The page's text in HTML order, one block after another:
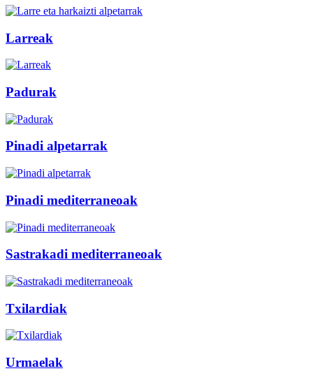
Larreak
Padurak
Pinadi alpetarrak
Pinadi mediterraneoak
Sastrakadi mediterraneoak
Txilardiak
Urmaelak